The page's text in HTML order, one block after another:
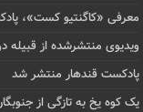
معرفی «کاگنتیو کست»،
ویدیوی منتشرشده از قبیله
پادکست قندهار منتشر شد
یک کوه یخ به تازگی از